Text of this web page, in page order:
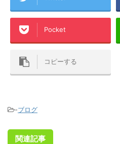
Pocket
コピーする
-ブログ
関連記事